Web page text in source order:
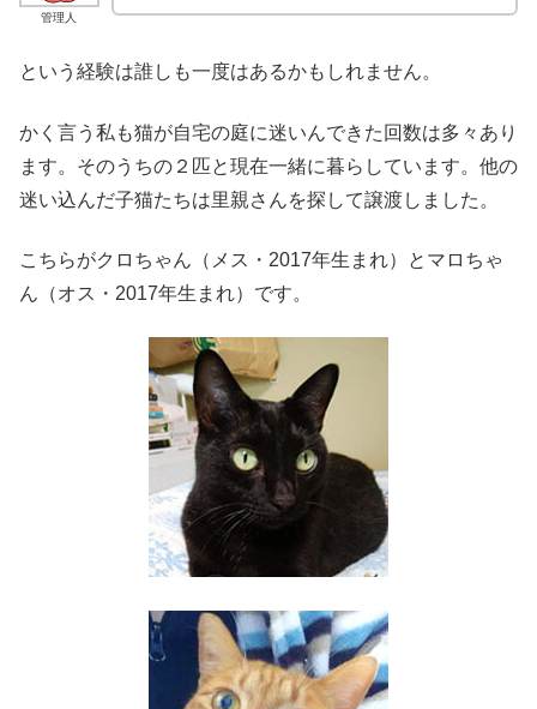
管理人
という経験は誰しも一度はあるかもしれません。
かく言う私も猫が自宅の庭に迷いんできた回数は多々あり
ます。そのうちの２匹と現在一緒に暮らしています。他の
迷い込んだ子猫たちは里親さんを探して譲渡しました。
こちらがクロちゃん（メス・2017年生まれ）とマロちゃ
ん（オス・2017年生まれ）です。